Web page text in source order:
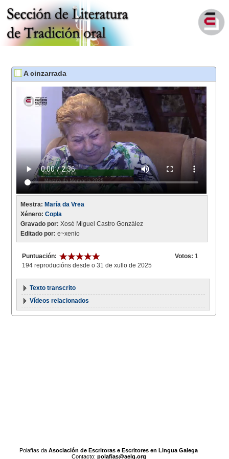
A cinzarrada
Mestra: María da Vrea
Xénero: Copla
Gravado por: Xosé Miguel Castro González
Editado por: e~xenio
Puntuación: Votos: 1
194 reproducións desde o 31 de xullo de 2025
Texto transcrito
Vídeos relacionados
Polafías daAsociación de Escritoras e Escritores en Lingua Galega
Contacto: polafias@aelg.org